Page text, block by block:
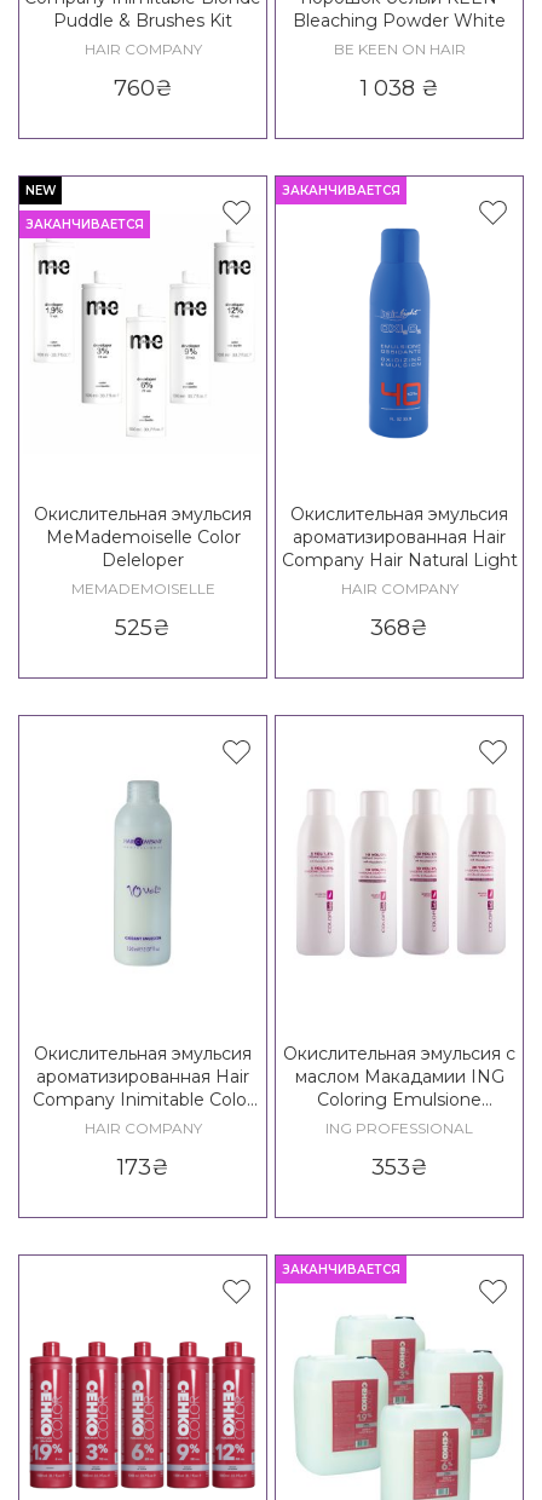
Puddle & Brushes Kit
HAIR COMPANY
760₴
Bleaching Powder White
BE KEEN ON HAIR
1 038 ₴
NEW
ЗАКАНЧИВАЕТСЯ
Окислительная эмульсия
MeMademoiselle Color
Deleloper
MEMADEMOISELLE
525₴
ЗАКАНЧИВАЕТСЯ
Окислительная эмульсия
ароматизированная Hair
Company Hair Natural Light
HAIR COMPANY
368₴
Окислительная эмульсия
ароматизированная Hair
Company Inimitable Color
Oxidant Emulsion
HAIR COMPANY
173₴
Окислительная эмульсия с
маслом Макадамии ING
Coloring Emulsione
Oxidante Sensitive
ING PROFESSIONAL
353₴
ЗАКАНЧИВАЕТСЯ